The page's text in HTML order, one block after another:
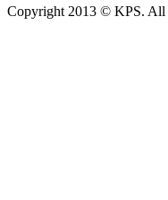
Copyright 2013 © KPS. All